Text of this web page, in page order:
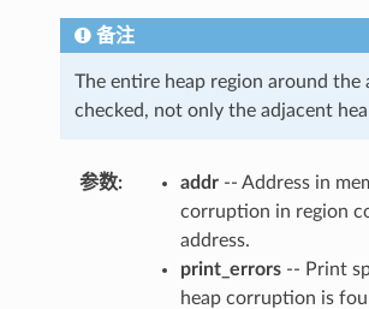
备注
The entire heap region around the
checked, not only the adjacent
参数: addr-- Address in
corruption in region
address.
print_errors-- Print
heap corruption is